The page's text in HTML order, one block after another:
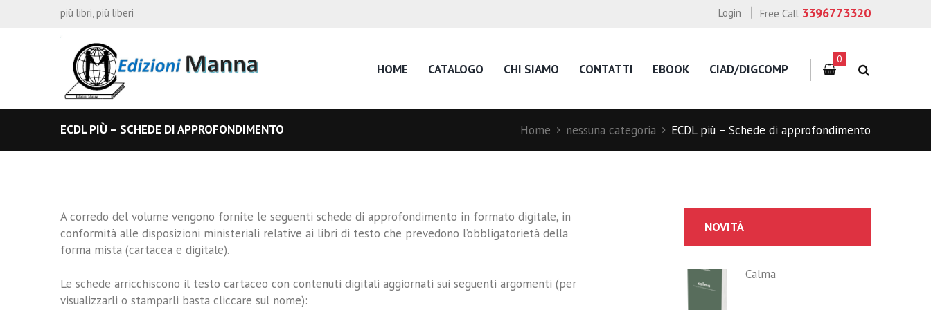
più libri, più liberi Free Call 3396773320
Login
HOME CATALOGO CHI SIAMO CONTATTI EBOOK CIAD/DIGCOMP
0
ECDL PIÙ – SCHEDE DI APPROFONDIMENTO Home nessuna categoria ECDL più – Schede di approfondimento
A corredo del volume vengono fornite le seguenti schede di approfondimento in formato digitale, in
conformità alle disposizioni ministeriali relative ai libri di testo che prevedono l’obbligatorietà della
forma mista (cartacea e digitale).
Le schede arricchiscono il testo cartaceo con contenuti digitali aggiornati sui seguenti argomenti (per
visualizzarli o stamparli basta cliccare sul nome):
NOVITÀ
Calma